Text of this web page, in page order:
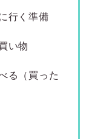
行く準備
い物
る（買った